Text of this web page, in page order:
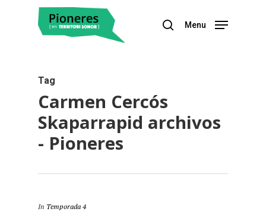
Menu
Tag
Carmen Cercós
Skaparrapid archivos
- Pioneres
In Temporada 4